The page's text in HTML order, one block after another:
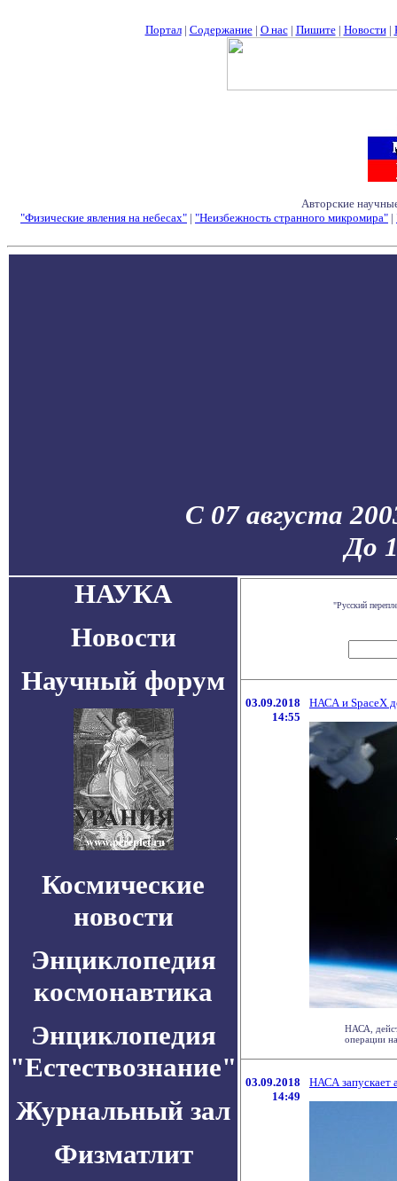
Портал| Содержание| О нас| Пишите| Новости|
Авторские
"Физические явления на небесах" | "Неизбежность странного микромира" |
С 07 августа
До
НАУКА
Новости
Научный форум
Космические
новости
Энциклопедия
космонавтика
Энциклопедия
"Естествознание"
Журнальный зал
Физматлит
"Русский
03.09.2018
14:55
НАСА и SpaceX
НАСА,
операции
03.09.2018
14:49
НАСА запускает